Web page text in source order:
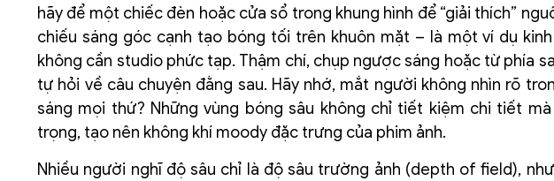
hãy để một chiếc đèn hoặc cửa sổ trong khung hình để “giải thích”
chiếu sáng góc cạnh tạo bóng tối trên khuôn mặt – là một ví dụ
không cần studio phức tạp. Thậm chí, chụp ngược sáng hoặc từ phía
tự hỏi về câu chuyện đằng sau. Hãy nhớ, mắt người không nhìn rõ
sáng mọi thứ? Những vùng bóng sâu không chỉ tiết kiệm chi tiết
trọng, tạo nên không khí moody đặc trưng của phim ảnh.
Nhiều người nghĩ độ sâu chỉ là độ sâu trường ảnh (depth of field),